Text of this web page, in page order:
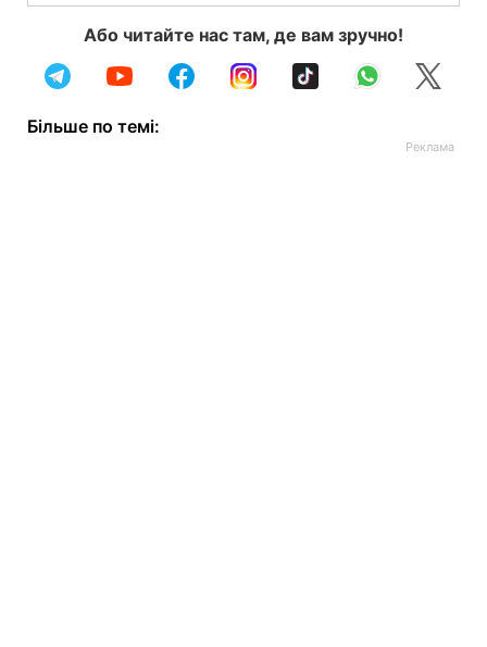
Або читайте нас там, де вам зручно!
Більше по темі: